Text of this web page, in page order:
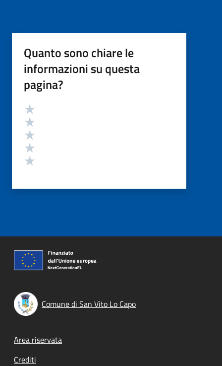
Quanto sono chiare le
informazioni su questa
pagina?
Valutazione
Comune di San Vito Lo Capo
Footer menu
Area riservata
Crediti